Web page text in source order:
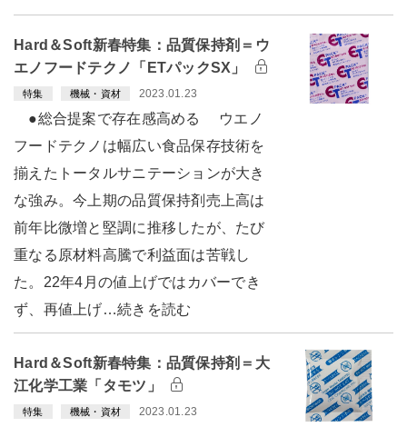
Hard＆Soft新春特集：品質保持剤＝ウ
エノフードテクノ「ETパックSX」
特集 機械・資材 2023.01.23
●総合提案で存在感高める ウエノ
フードテクノは幅広い食品保存技術を
揃えたトータルサニテーションが大き
な強み。今上期の品質保持剤売上高は
前年比微増と堅調に推移したが、たび
重なる原材料高騰で利益面は苦戦し
た。22年4月の値上げではカバーでき
ず、再値上げ…続きを読む
Hard＆Soft新春特集：品質保持剤＝大
江化学工業「タモツ」
特集 機械・資材 2023.01.23